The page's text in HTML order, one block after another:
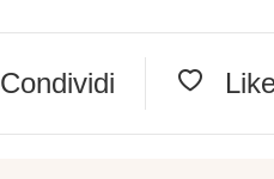
Condividi